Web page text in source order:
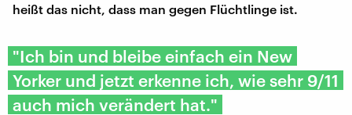
heißt das nicht, dass man gegen Flüchtlinge ist.
"Ich bin und bleibe einfach ein New
Yorker und jetzt erkenne ich, wie sehr 9/11
auch mich verändert hat."